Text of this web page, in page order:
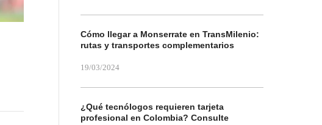
Cómo llegar a Monserrate en TransMilenio:
rutas y transportes complementarios
19/03/2024
¿Qué tecnólogos requieren tarjeta
profesional en Colombia? Consulte